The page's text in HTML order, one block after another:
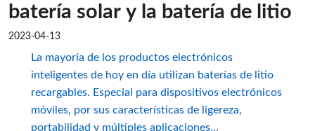
batería solar y la batería de litio
2023-04-13
La mayoría de los productos electrónicos
inteligentes de hoy en día utilizan baterías de litio
recargables. Especial para dispositivos electrónicos
móviles, por sus características de ligereza,
portabilidad y múltiples aplicaciones...